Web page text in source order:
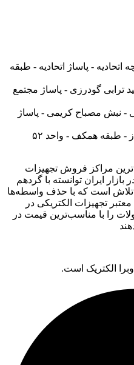
اتحادیه - پاساژ اتحادیه - طبقه
ترابی گودرزی - پاساژ مجتمع
- نبش مصباح کریمی - پاساژ
- طبقه همکف - واحد ۵۲
مراکز فروش تجهیزات
بازار ایران توانسته با گردهم‌
تلاش است که با حذف واسطه‌ها
تجهیزات الکتریکی در
را با مناسب‌ترین قیمت در
الکتریک است.